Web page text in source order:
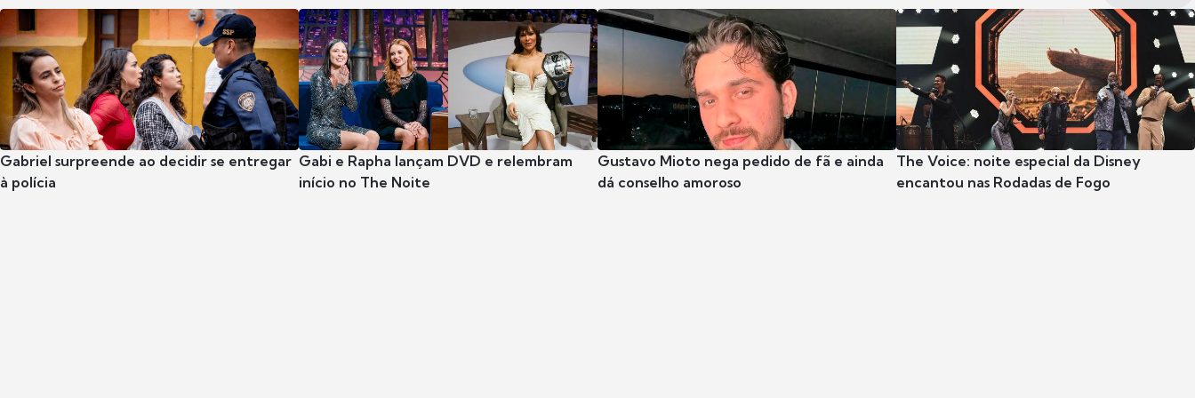
Gabriel surpreende ao decidir se entregar
à polícia
Gabi e Rapha lançam DVD e relembram
início no The Noite
Gustavo Mioto nega pedido de fã e ainda
dá conselho amoroso
The Voice: noite especial da Disney
encantou nas Rodadas de Fogo